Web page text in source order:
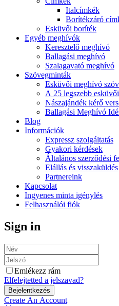
Italcímkék
Borítékzáró
Esküvői boríték
Egyéb meghívók
Keresztelő meghívó
Ballagási meghívó
Szalagavató meghívó
Szövegminták
Esküvői meghívó
A 25 legszebb
Nászajándék kérő
Ballagási Meghívó
Blog
Információk
Expressz szolgáltatás
Gyakori kérdések
Általános szerződési
Elállás és visszaküldés
Partnereink
Kapcsolat
Ingyenes minta igénylés
Felhasználói fiók
Sign in
Emlékezz rám
Elfelejtetted a jelszavad?
Create An Account